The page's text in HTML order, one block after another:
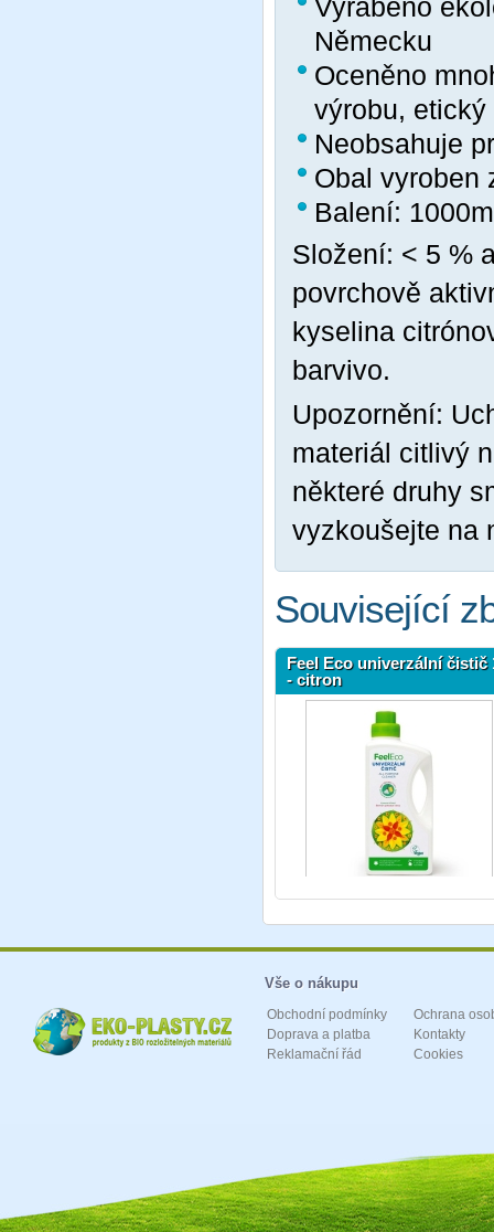
Vyráběno
Německu
Oceněno
výrobu,
Neobsahuje
Obal vyroben
Balení:
Složení: < 5 %
povrchově
kyselina
barvivo.
Upozornění:
materiál citlivý
některé druhy
vyzkoušejte na
Související
Feel Eco univerzální čistič
- citron
Vše o nákupu
Obchodní podmínky
Doprava a platba
Reklamační řád
Ochrana
Kontakty
Cookies